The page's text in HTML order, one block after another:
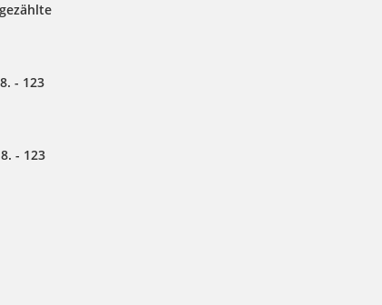
- 123
- 123